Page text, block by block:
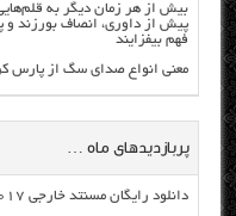
بیش از هر زمان دیگر به
پیش از داوری، انصاف بورزند و
فهم بیفزایند
معنی انواع صدای سگ از پارس
پربازدیدهای ماه …
دانلود رایگان مسنتد خارجی Britney Ever After 2017 با لینک مستقیم